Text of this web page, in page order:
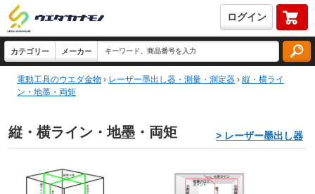
ログイン
電動工具のウエダ金物 › レーザー墨出し器・測量・測定器 › 縦・横ライ
ン・地墨・両矩
縦・横ライン・地墨・両矩 > レーザー墨出し器